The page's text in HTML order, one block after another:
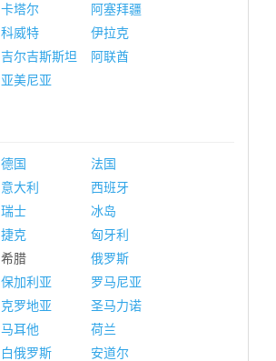
卡塔尔
阿塞拜疆
科威特
伊拉克
吉尔吉斯斯坦
阿联酋
亚美尼亚
德国
法国
意大利
西班牙
瑞士
冰岛
捷克
匈牙利
希腊
俄罗斯
保加利亚
罗马尼亚
克罗地亚
圣马力诺
马耳他
荷兰
白俄罗斯
安道尔